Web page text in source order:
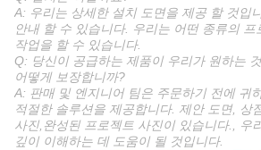
A: 우리는 상세한 설치 도면을 제공 할 것입
안내 할 수 있습니다. 우리는 어떤 종류의
작업을 할 수 있습니다.
Q: 당신이 공급하는 제품이 우리가 원하는
어떻게 보장합니까?
A: 판매 및 엔지니어 팀은 주문하기 전에 귀
적절한 솔루션을 제공합니다. 제안 도면, 상
사진,완성된 프로젝트 사진이 있습니다., 우
깊이 이해하는 데 도움이 될 것입니다.